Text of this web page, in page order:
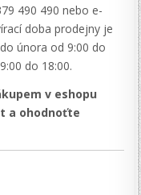
490 490 nebo e-
doba prodejny je
února od 9:00 do
do 18:00.
v eshopu
a ohodnoťte